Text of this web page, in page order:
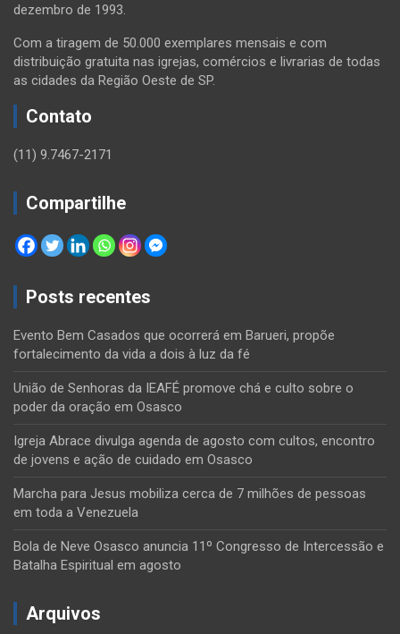
dezembro de 1993.
Com a tiragem de 50.000 exemplares mensais e com
distribuição gratuita nas igrejas, comércios e livrarias de todas
as cidades da Região Oeste de SP.
Contato
(11) 9.7467-2171
Compartilhe
Posts recentes
Evento Bem Casados que ocorrerá em Barueri, propõe
fortalecimento da vida a dois à luz da fé
União de Senhoras da IEAFÉ promove chá e culto sobre o
poder da oração em Osasco
Igreja Abrace divulga agenda de agosto com cultos, encontro
de jovens e ação de cuidado em Osasco
Marcha para Jesus mobiliza cerca de 7 milhões de pessoas
em toda a Venezuela
Bola de Neve Osasco anuncia 11º Congresso de Intercessão e
Batalha Espiritual em agosto
Arquivos